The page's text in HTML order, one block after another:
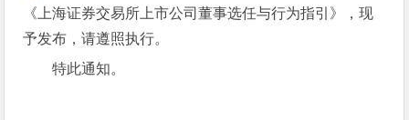
《上海证券交易所上市公司董事选任与行为指引》，现
予发布，请遵照执行。
特此通知。